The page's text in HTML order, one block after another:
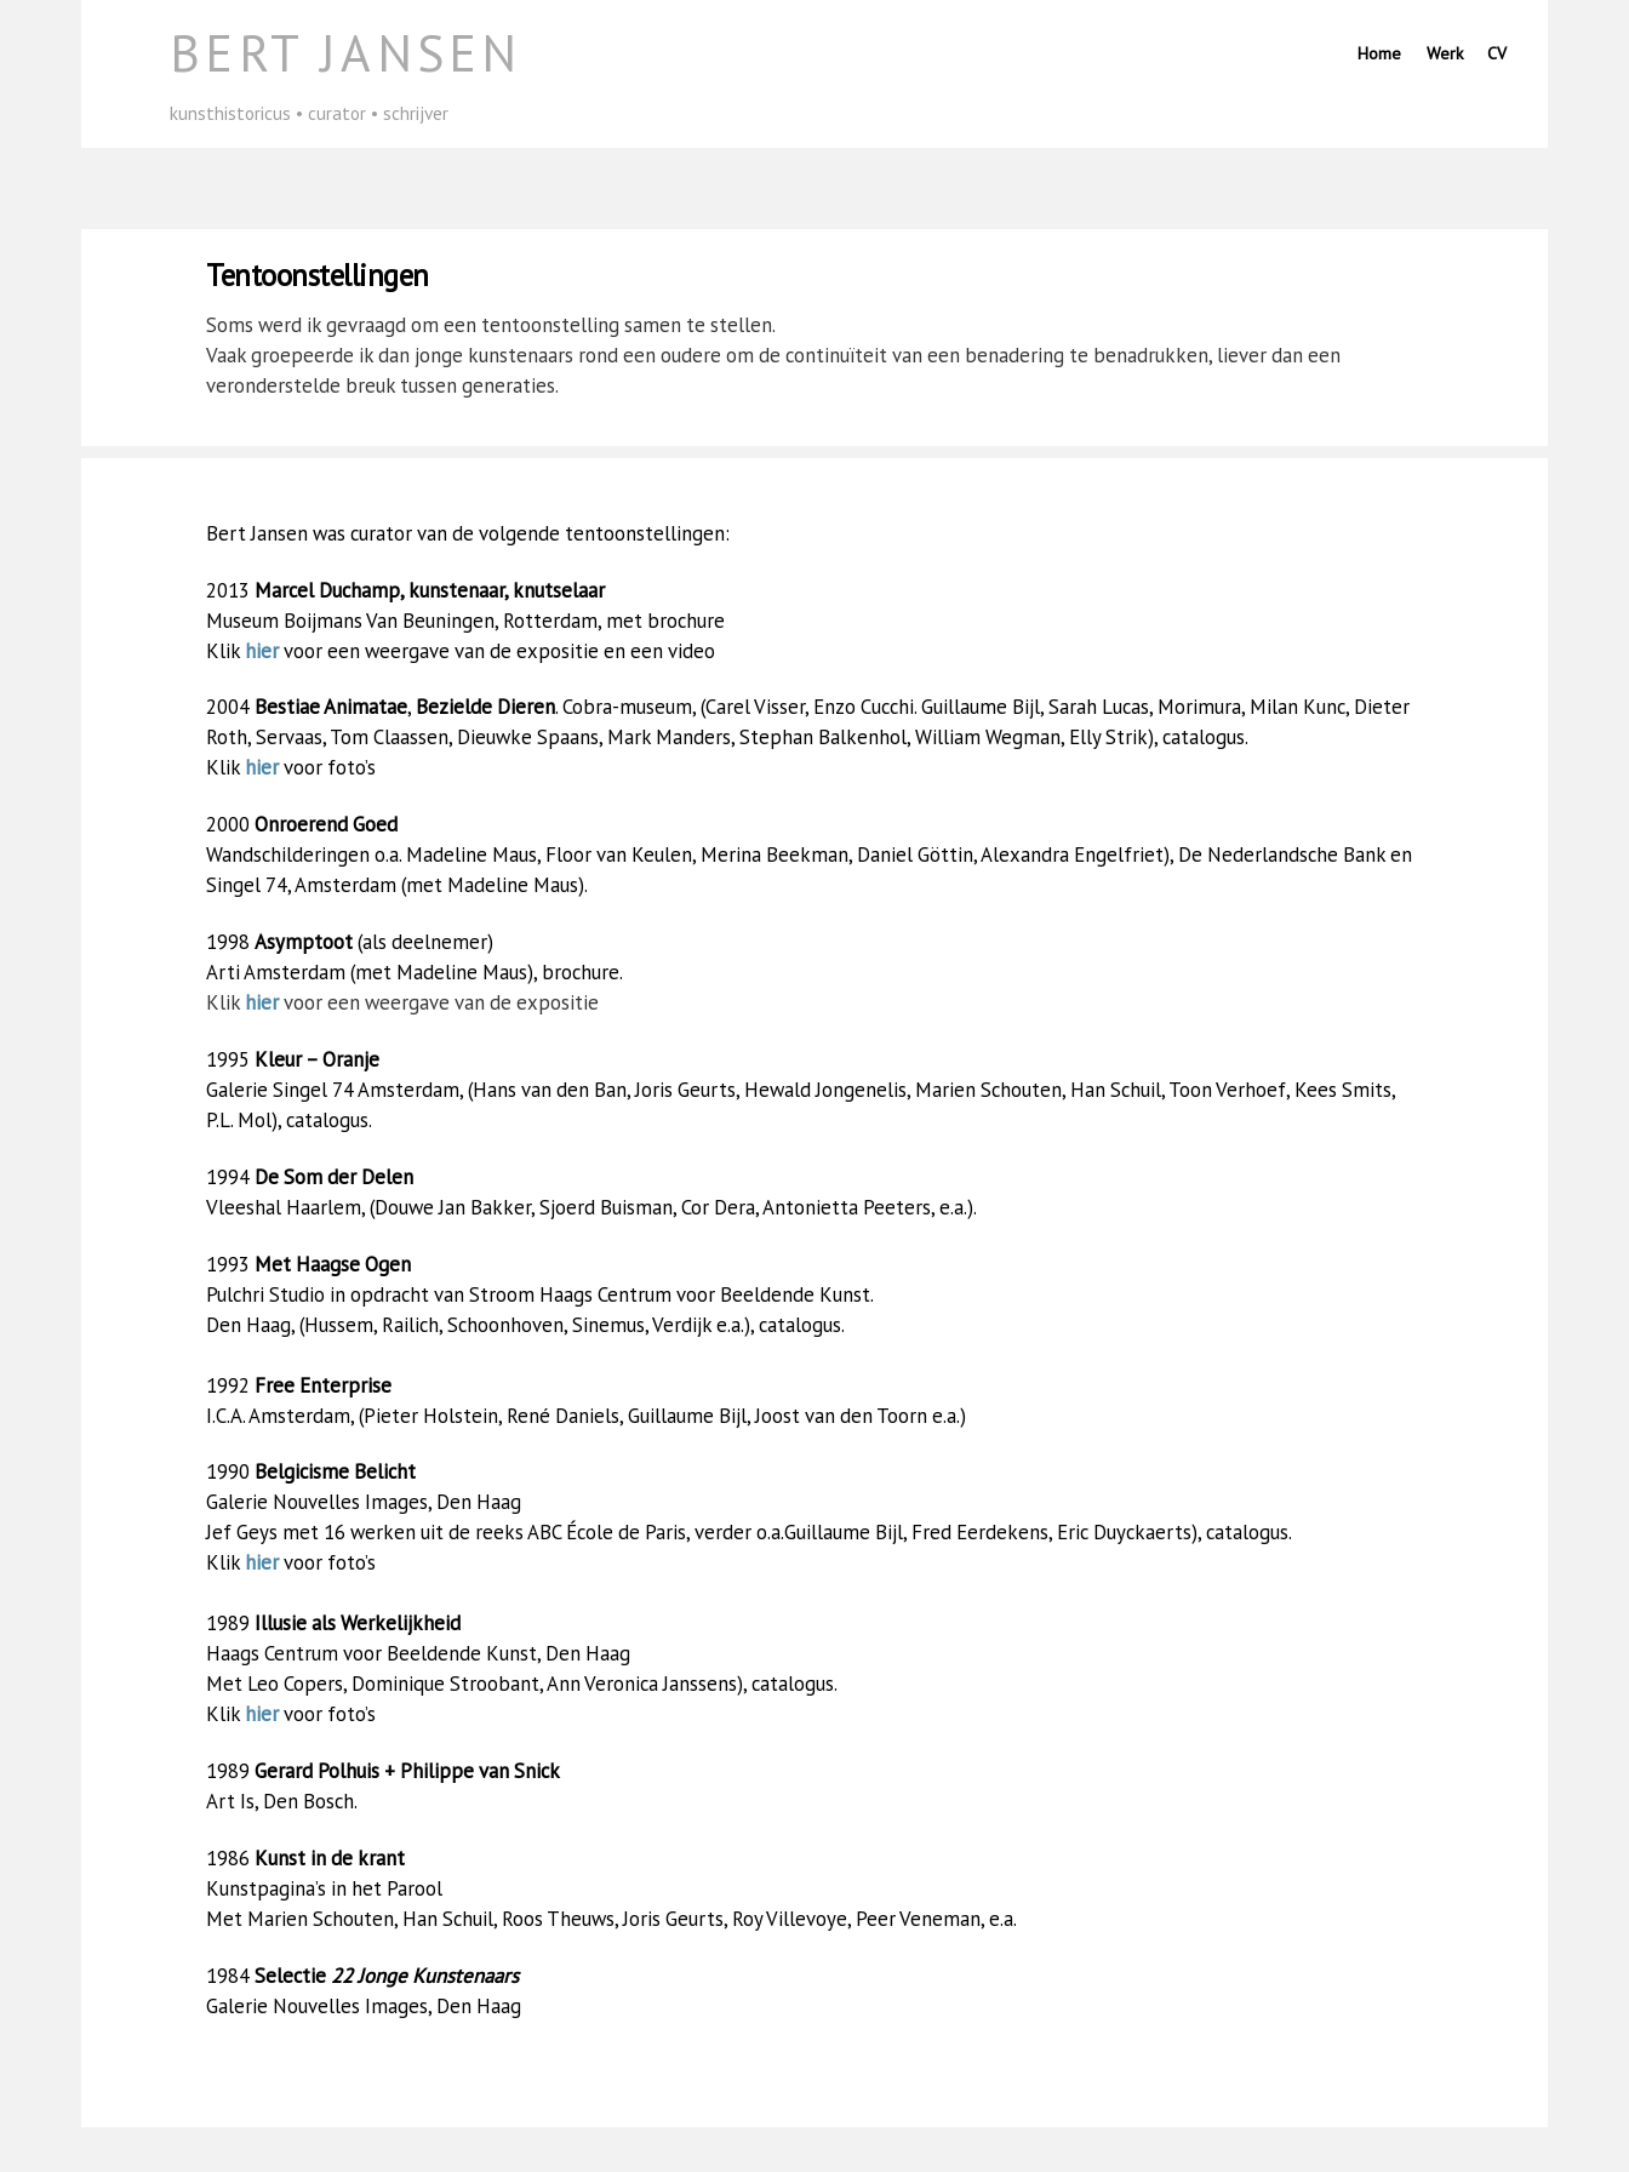
BERT JANSEN
kunsthistoricus • curator • schrijver
Home Werk CV
Tentoonstellingen
Soms werd ik gevraagd om een tentoonstelling samen te stellen.
Vaak groepeerde ik dan jonge kunstenaars rond een oudere om de continuïteit van een benadering te benadrukken, liever dan een
veronderstelde breuk tussen generaties.
Bert Jansen was curator van de volgende tentoonstellingen:
2013 Marcel Duchamp, kunstenaar, knutselaar
Museum Boijmans Van Beuningen, Rotterdam, met brochure
Klik hiervoor een weergave van de expositie en een video
2004 Bestiae Animatae, Bezielde Dieren. Cobra-museum, (Carel Visser, Enzo Cucchi. Guillaume Bijl, Sarah Lucas, Morimura, Milan Kunc, Dieter
Roth, Servaas, Tom Claassen, Dieuwke Spaans, Mark Manders, Stephan Balkenhol, William Wegman, Elly Strik), catalogus.
Klik hiervoor foto’s
2000 Onroerend Goed
Wandschilderingen o.a. Madeline Maus, Floor van Keulen, Merina Beekman, Daniel Göttin, Alexandra Engelfriet), De Nederlandsche Bank en
Singel 74, Amsterdam (met Madeline Maus).
1998 Asymptoot(als deelnemer)
Arti Amsterdam (met Madeline Maus), brochure.
Klik hiervoor een weergave van de expositie
1995 Kleur – Oranje
Galerie Singel 74 Amsterdam, (Hans van den Ban, Joris Geurts, Hewald Jongenelis, Marien Schouten, Han Schuil, Toon Verhoef, Kees Smits,
P.L. Mol), catalogus.
1994 De Som der Delen
Vleeshal Haarlem, (Douwe Jan Bakker, Sjoerd Buisman, Cor Dera, Antonietta Peeters, e.a.).
1993 Met Haagse Ogen
Pulchri Studio in opdracht van Stroom Haags Centrum voor Beeldende Kunst.
Den Haag, (Hussem, Railich, Schoonhoven, Sinemus, Verdijk e.a.), catalogus.
1992 Free Enterprise
I.C.A. Amsterdam, (Pieter Holstein, René Daniels, Guillaume Bijl, Joost van den Toorn e.a.)
1990 Belgicisme Belicht
Galerie Nouvelles Images, Den Haag
Jef Geys met 16 werken uit de reeks ABC École de Paris, verder o.a.Guillaume Bijl, Fred Eerdekens, Eric Duyckaerts), catalogus.
Klik hiervoor foto’s
1989 Illusie als Werkelijkheid
Haags Centrum voor Beeldende Kunst, Den Haag
Met Leo Copers, Dominique Stroobant, Ann Veronica Janssens), catalogus.
Klik hiervoor foto’s
1989 Gerard Polhuis + Philippe van Snick
Art Is, Den Bosch.
1986 Kunst in de krant
Kunstpagina’s in het Parool
Met Marien Schouten, Han Schuil, Roos Theuws, Joris Geurts, Roy Villevoye, Peer Veneman, e.a.
1984Selectie 22 Jonge Kunstenaars
Galerie Nouvelles Images, Den Haag